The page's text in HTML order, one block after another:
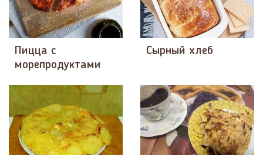
Пицца с
морепродуктами
Сырный хлеб